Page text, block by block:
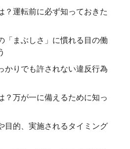
？運転前に必ず知っておきた
「まぶしさ」に慣れる目の働
かりでも許されない違反行為
？万が一に備えるために知っ
目的、実施されるタイミング